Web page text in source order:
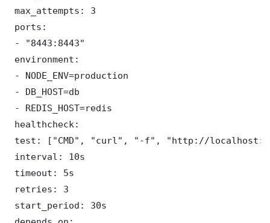
max_attempts: 3
ports:
- "8443:8443"
environment:
- NODE_ENV=production
- DB_HOST=db
- REDIS_HOST=redis
healthcheck:
test: ["CMD", "curl", "-f", "http://
interval: 10s
timeout: 5s
retries: 3
start_period: 30s